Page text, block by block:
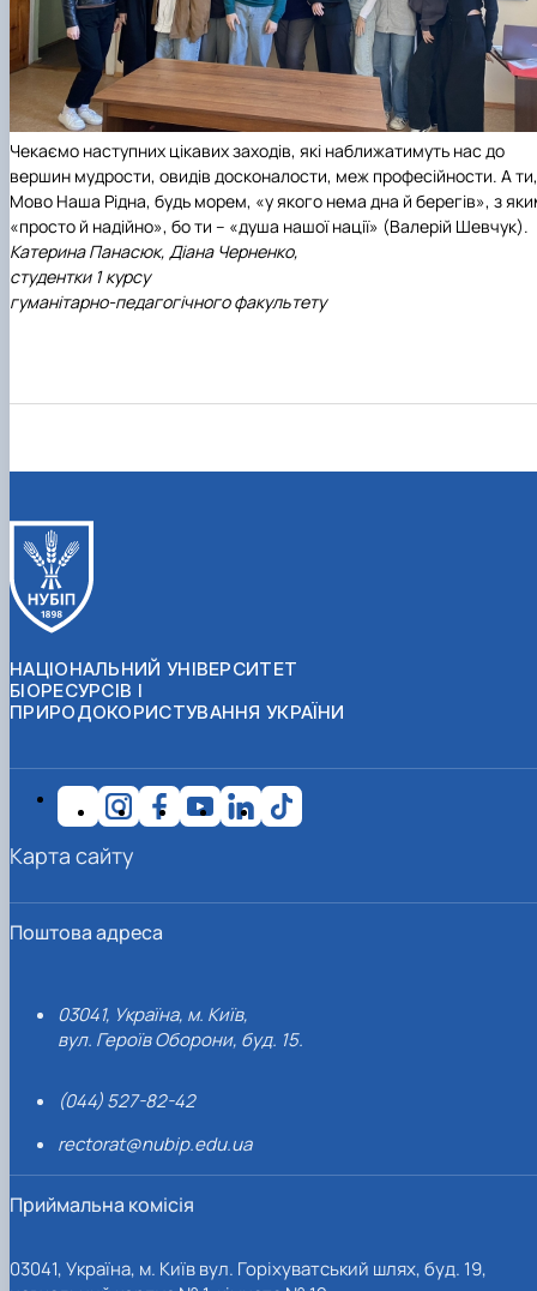
Чекаємо наступних цікавих заходів, які наближатимуть нас до
вершин мудрости, овидів досконалости, меж професійности. А ти,
Мово Наша Рідна, будь морем, «у якого нема дна й берегів», з
«просто й надійно», бо ти – «душа нашої нації» (Валерій Шевчук).
Катерина Панасюк, Діана Черненко,
студентки 1 курсу
гуманітарно-педагогічного факультету
НАЦІОНАЛЬНИЙ УНІВЕРСИТЕТ
БІОРЕСУРСІВ І
ПРИРОДОКОРИСТУВАННЯ УКРАЇНИ
Поштова адреса
03041, Україна, м. Київ,
вул. Героїв Оборони, буд. 15.
(044) 527-82-42
rectorat@nubip.edu.ua
Приймальна комісія
03041, Україна, м. Київ вул. Горіхуватський шлях, буд. 19,
Карта сайту